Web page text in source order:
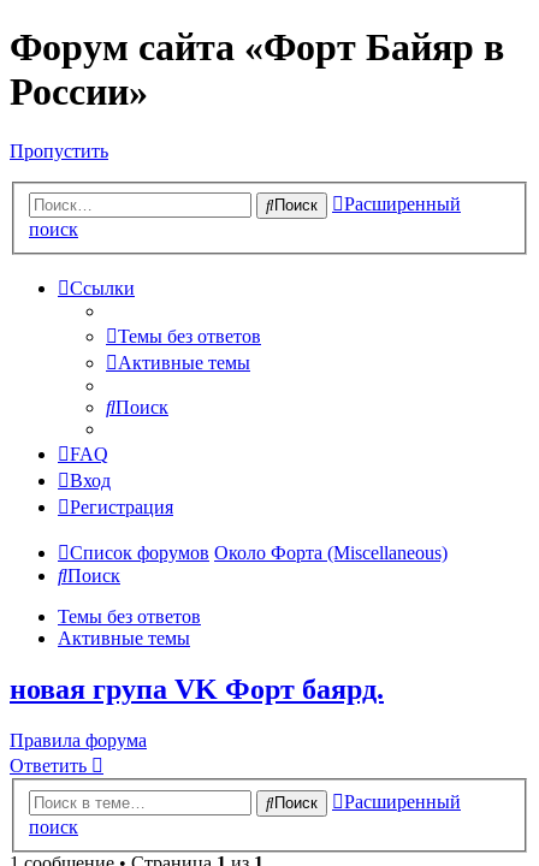
Форум сайта «Форт Байяр в
России»
Пропустить
Поиск
Расширенный
поиск
Ссылки
Темы без ответов
Активные темы
Поиск
FAQ
Вход
Регистрация
Список форумов Около Форта (Miscellaneous)
Поиск
Темы без ответов
Активные темы
новая група VK Форт баярд.
Правила форума
Ответить
Поиск
Расширенный
поиск